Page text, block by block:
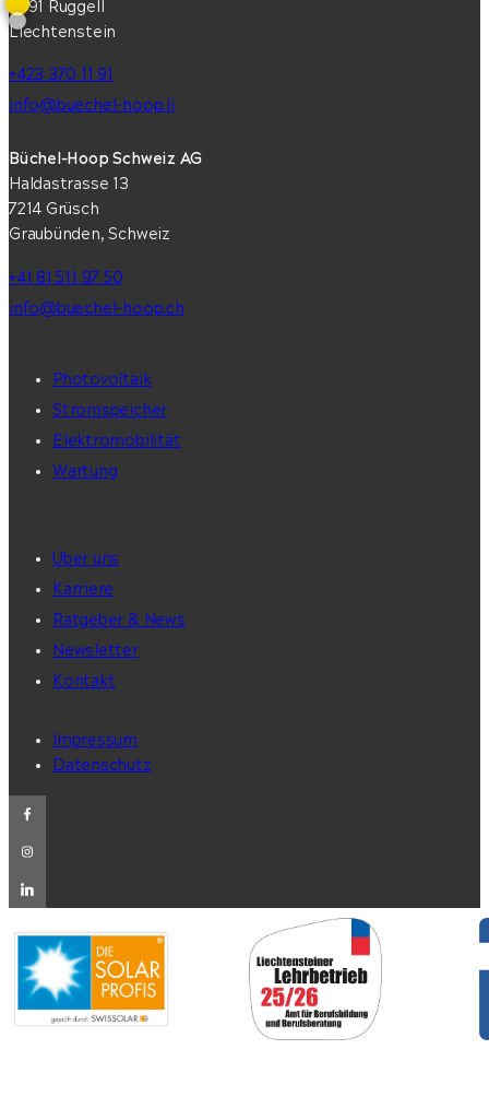
9491 Ruggell
Liechtenstein
+423 370 11 91
info@buechel-hoop.li
Büchel-Hoop Schweiz AG
Haldastrasse 13
7214 Grüsch
Graubünden, Schweiz
+41 81 511 97 50
info@buechel-hoop.ch
Photovoltaik
Stromspeicher
Elektromobilität
Wartung
Über uns
Karriere
Ratgeber & News
Newsletter
Kontakt
Impressum
Datenschutz